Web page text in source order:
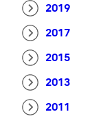
2019
2017
2015
2013
2011